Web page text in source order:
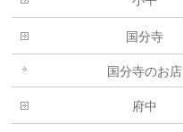
国分寺
国分寺のお店
府中